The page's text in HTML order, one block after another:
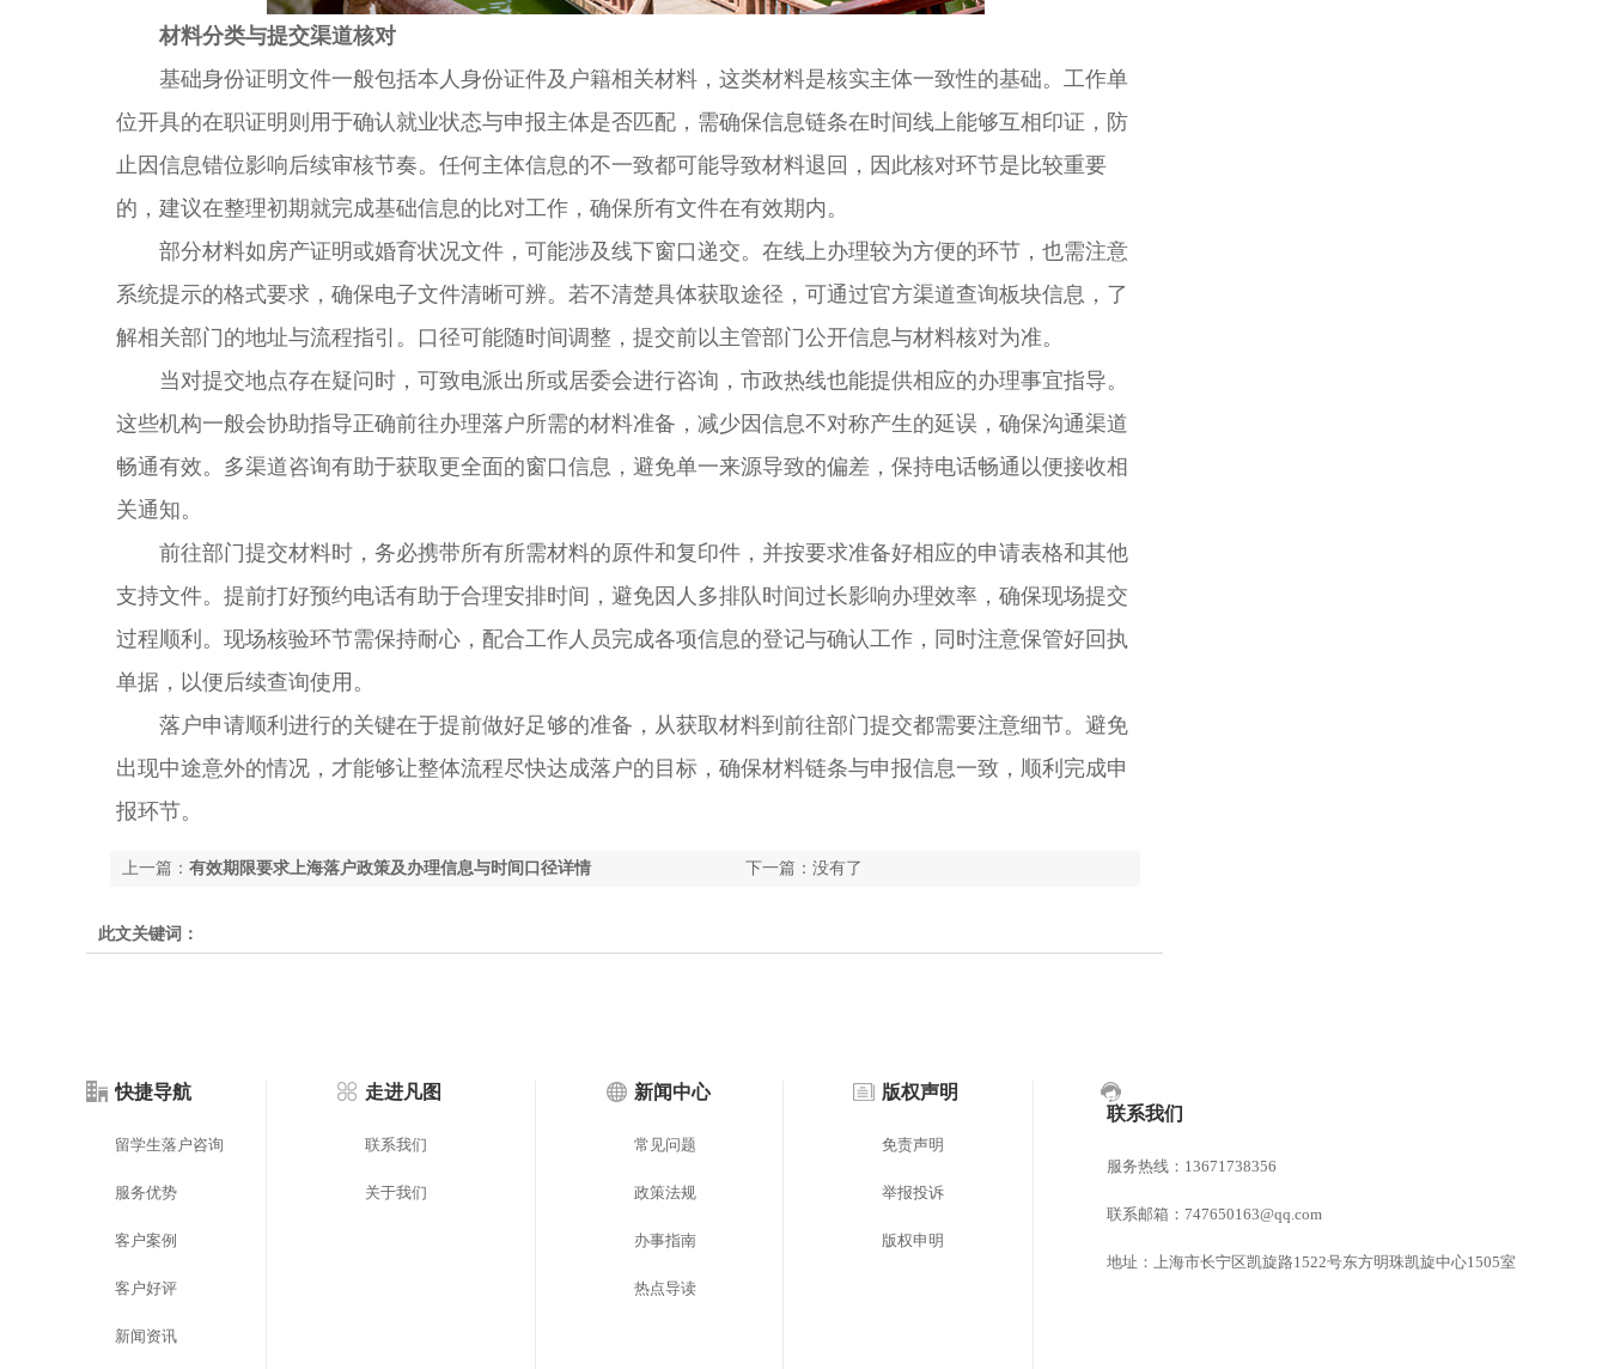
材料分类与提交渠道核对
基础身份证明文件一般包括本人身份证件及户籍相关材料，这类材料是核实主体一致性的基础。工作单
位开具的在职证明则用于确认就业状态与申报主体是否匹配，需确保信息链条在时间线上能够互相印证，防
止因信息错位影响后续审核节奏。任何主体信息的不一致都可能导致材料退回，因此核对环节是比较重要
的，建议在整理初期就完成基础信息的比对工作，确保所有文件在有效期内。
部分材料如房产证明或婚育状况文件，可能涉及线下窗口递交。在线上办理较为方便的环节，也需注意
系统提示的格式要求，确保电子文件清晰可辨。若不清楚具体获取途径，可通过官方渠道查询板块信息，了
解相关部门的地址与流程指引。口径可能随时间调整，提交前以主管部门公开信息与材料核对为准。
当对提交地点存在疑问时，可致电派出所或居委会进行咨询，市政热线也能提供相应的办理事宜指导。
这些机构一般会协助指导正确前往办理落户所需的材料准备，减少因信息不对称产生的延误，确保沟通渠道
畅通有效。多渠道咨询有助于获取更全面的窗口信息，避免单一来源导致的偏差，保持电话畅通以便接收相
关通知。
前往部门提交材料时，务必携带所有所需材料的原件和复印件，并按要求准备好相应的申请表格和其他
支持文件。提前打好预约电话有助于合理安排时间，避免因人多排队时间过长影响办理效率，确保现场提交
过程顺利。现场核验环节需保持耐心，配合工作人员完成各项信息的登记与确认工作，同时注意保管好回执
单据，以便后续查询使用。
落户申请顺利进行的关键在于提前做好足够的准备，从获取材料到前往部门提交都需要注意细节。避免
出现中途意外的情况，才能够让整体流程尽快达成落户的目标，确保材料链条与申报信息一致，顺利完成申
报环节。
下一篇：没有了
上一篇： 有效期限要求上海落户政策及办理信息与时间口径详情
此文关键词：
快捷导航
留学生落户咨询
服务优势
客户案例
客户好评
新闻资讯
走进凡图
联系我们
关于我们
新闻中心
常见问题
政策法规
办事指南
热点导读
版权声明
免责声明
举报投诉
版权申明
联系我们
服务热线：13671738356
联系邮箱：747650163@qq.com
地址：上海市长宁区凯旋路1522号东方明珠凯旋中心1505室